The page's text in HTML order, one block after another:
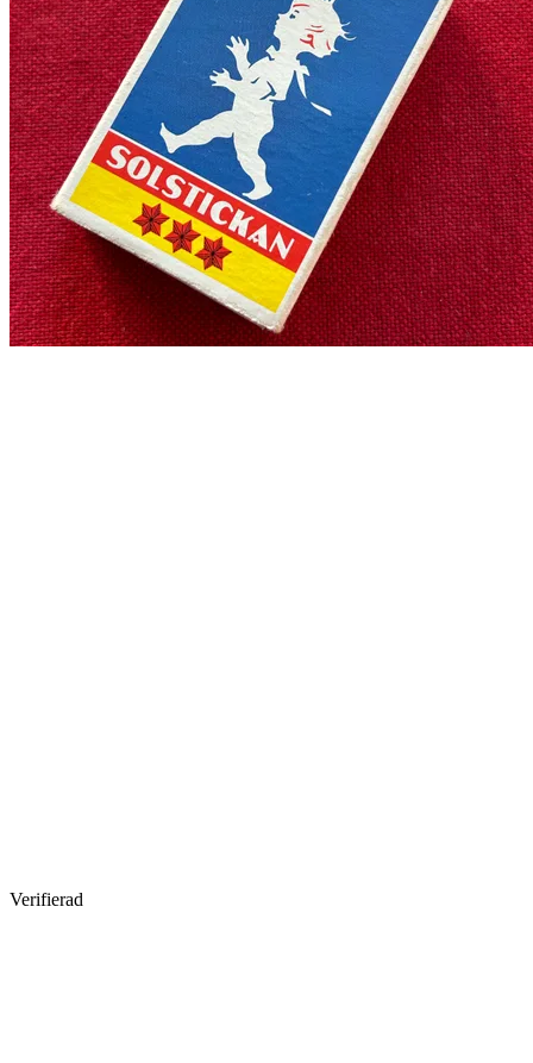
Verifierad